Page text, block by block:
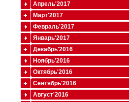
Апрель'2017
Март'2017
Февраль'2017
Январь'2017
Декабрь'2016
Ноябрь'2016
Октябрь'2016
Сентябрь'2016
Август'2016